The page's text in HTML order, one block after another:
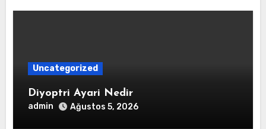
Uncategorized
Diyoptri Ayari Nedir
admin Ağustos 5, 2026